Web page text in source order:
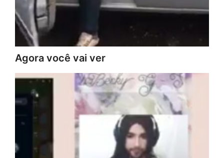
Agora você vai ver